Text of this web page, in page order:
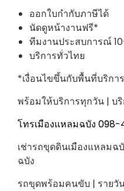
ออกใบกำกับภาษีได้
นัดดูหน้างานฟรี*
ทีมงานประสบการณ์
บริการทั่วไทย
*เงื่อนไขขึ้นกับพื้นที่บริกา
พร้อมให้บริการทุกวัน | บ
โทรเมืองแหลมฉบัง 098-
เช่ารถขุดดินเมืองแหลมฉ
ฉบัง
รถขุดพร้อมคนขับ | รายวั